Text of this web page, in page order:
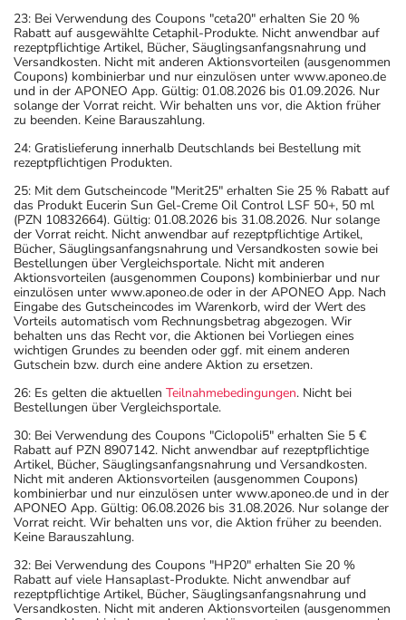
23: Bei Verwendung des Coupons "ceta20" erhalten Sie 20 %
Rabatt auf ausgewählte Cetaphil-Produkte. Nicht anwendbar auf
rezeptpflichtige Artikel, Bücher, Säuglingsanfangsnahrung und
Versandkosten. Nicht mit anderen Aktionsvorteilen (ausgenommen
Coupons) kombinierbar und nur einzulösen unter www.aponeo.de
und in der APONEO App. Gültig: 01.08.2026 bis 01.09.2026. Nur
solange der Vorrat reicht. Wir behalten uns vor, die Aktion früher
zu beenden. Keine Barauszahlung.
24: Gratislieferung innerhalb Deutschlands bei Bestellung mit
rezeptpflichtigen Produkten.
25: Mit dem Gutscheincode "Merit25" erhalten Sie 25 % Rabatt auf
das Produkt Eucerin Sun Gel-Creme Oil Control LSF 50+, 50 ml
(PZN 10832664). Gültig: 01.08.2026 bis 31.08.2026. Nur solange
der Vorrat reicht. Nicht anwendbar auf rezeptpflichtige Artikel,
Bücher, Säuglingsanfangsnahrung und Versandkosten sowie bei
Bestellungen über Vergleichsportale. Nicht mit anderen
Aktionsvorteilen (ausgenommen Coupons) kombinierbar und nur
einzulösen unter www.aponeo.de oder in der APONEO App. Nach
Eingabe des Gutscheincodes im Warenkorb, wird der Wert des
Vorteils automatisch vom Rechnungsbetrag abgezogen. Wir
behalten uns das Recht vor, die Aktionen bei Vorliegen eines
wichtigen Grundes zu beenden oder ggf. mit einem anderen
Gutschein bzw. durch eine andere Aktion zu ersetzen.
26: Es gelten die aktuellen Teilnahmebedingungen. Nicht bei
Bestellungen über Vergleichsportale.
30: Bei Verwendung des Coupons "Ciclopoli5" erhalten Sie 5 €
Rabatt auf PZN 8907142. Nicht anwendbar auf rezeptpflichtige
Artikel, Bücher, Säuglingsanfangsnahrung und Versandkosten.
Nicht mit anderen Aktionsvorteilen (ausgenommen Coupons)
kombinierbar und nur einzulösen unter www.aponeo.de und in der
APONEO App. Gültig: 06.08.2026 bis 31.08.2026. Nur solange der
Vorrat reicht. Wir behalten uns vor, die Aktion früher zu beenden.
Keine Barauszahlung.
32: Bei Verwendung des Coupons "HP20" erhalten Sie 20 %
Rabatt auf viele Hansaplast-Produkte. Nicht anwendbar auf
rezeptpflichtige Artikel, Bücher, Säuglingsanfangsnahrung und
Versandkosten. Nicht mit anderen Aktionsvorteilen (ausgenommen